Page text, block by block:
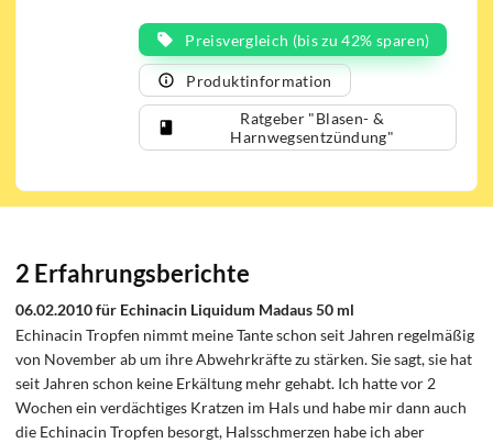
gestärkt.
Echinacin Liquidum sollte in der
Schwangerschaft und Stillzeit nur nach
Rücksprache mit einem Arzt angewendet
werden. Für Patienten mit schweren
nicht geeignet. Die Einnahme über einen
Preisvergleich (bis zu 42% sparen)
Produktinformation
Ratgeber "Blasen- &
Harnwegsentzündung"
2 Erfahrungsberichte
06.02.2010 für Echinacin Liquidum Madaus 50 ml
Echinacin Tropfen nimmt meine Tante schon seit Jahren regelmäßig
von November ab um ihre Abwehrkräfte zu stärken. Sie sagt, sie hat
seit Jahren schon keine Erkältung mehr gehabt. Ich hatte vor 2
Wochen ein verdächtiges Kratzen im Hals und habe mir dann auch
die Echinacin Tropfen besorgt, Halsschmerzen habe ich aber